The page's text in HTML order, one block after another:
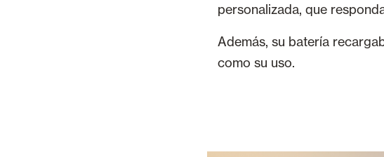
personalizada, que
Además, su batería
como su uso.